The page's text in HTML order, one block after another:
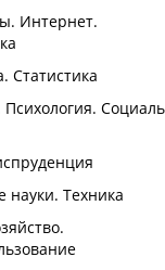
Интернет.
Статистика
Психология.
науки. Техника